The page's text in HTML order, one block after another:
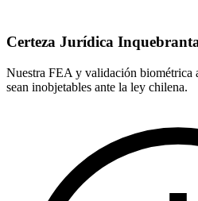
Certeza Jurídica
Nuestra FEA y validación biométrica
sean inobjetables ante la ley chilena.